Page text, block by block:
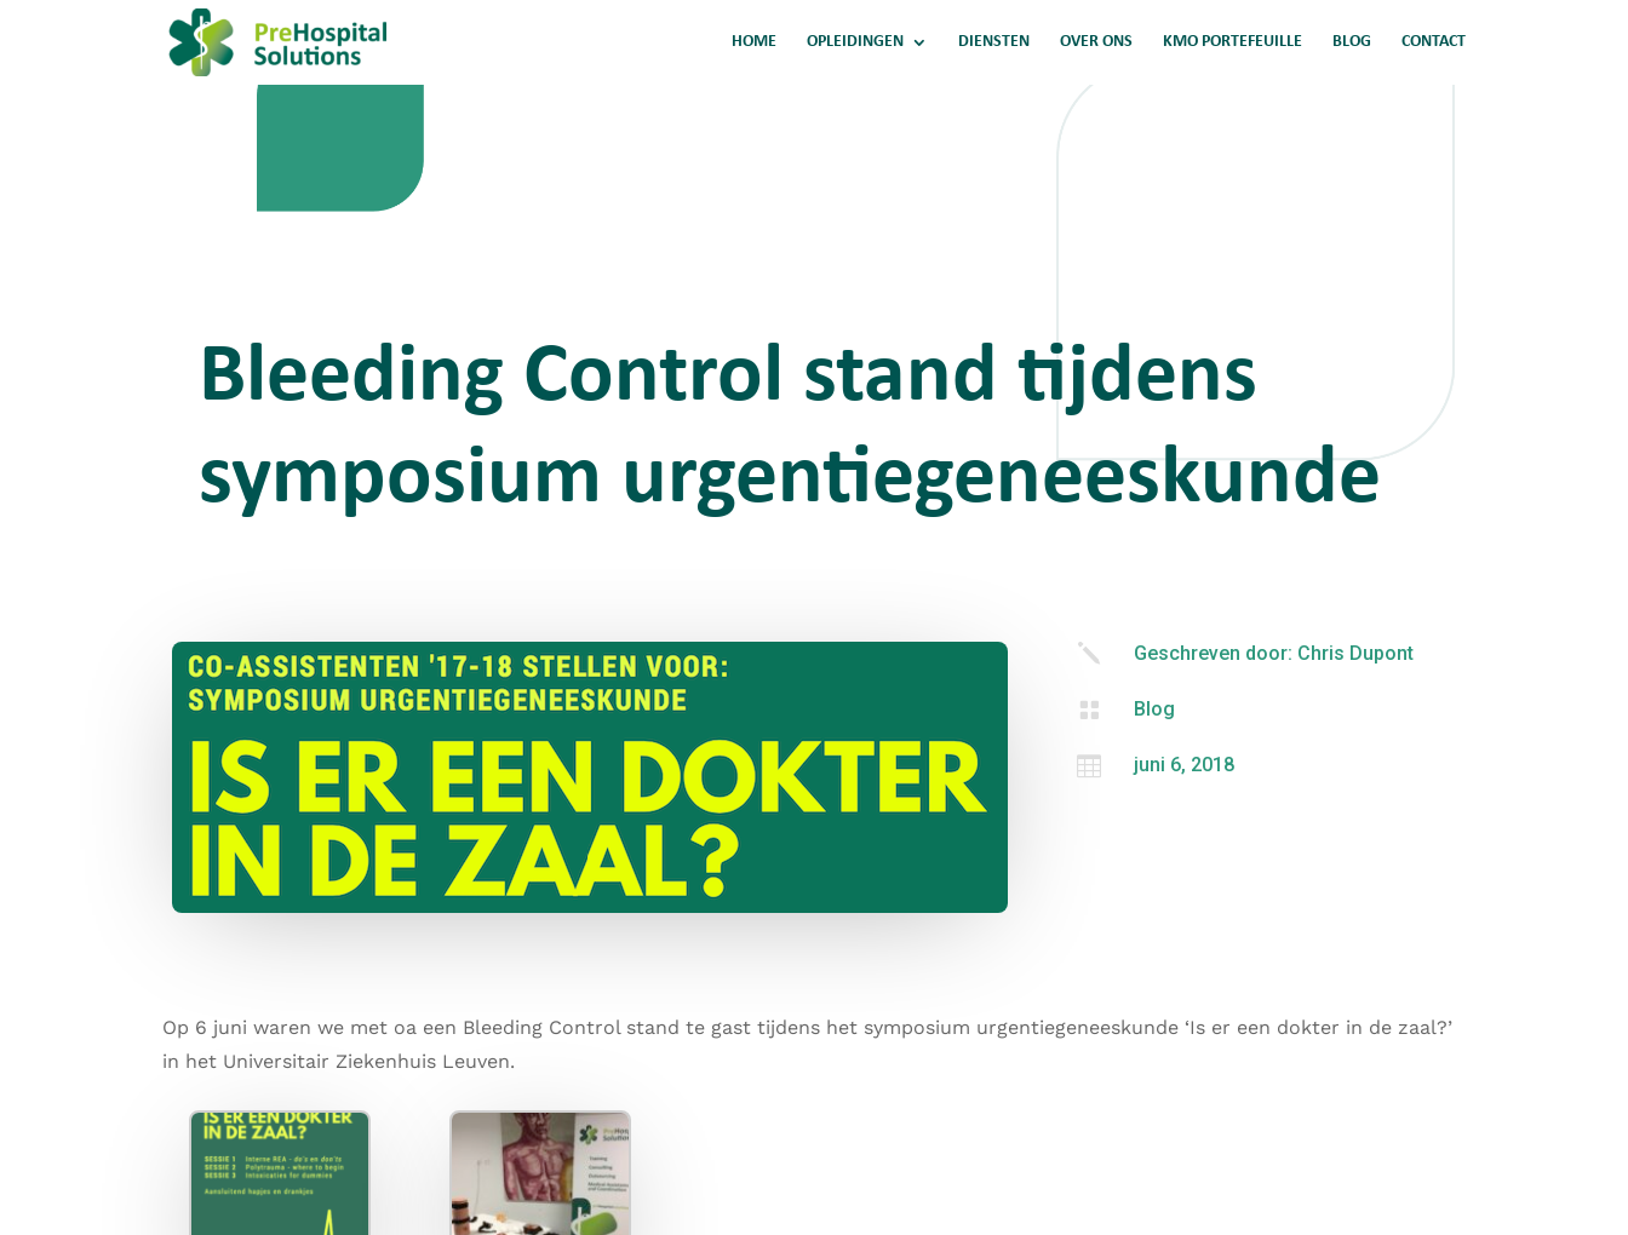
HOME OPLEIDINGEN DIENSTEN OVER ONS KMO PORTEFEUILLE BLOG CONTACT
Bleeding Control stand tijdens
symposium urgentiegeneeskunde
j Geschreven door: Chris Dupont
 Blog
 juni 6, 2018
Op 6 juni waren we met oa een Bleeding Control stand te gast tijdens het symposium urgentiegeneeskunde ‘Is er een dokter in de zaal?’
in het Universitair Ziekenhuis Leuven.